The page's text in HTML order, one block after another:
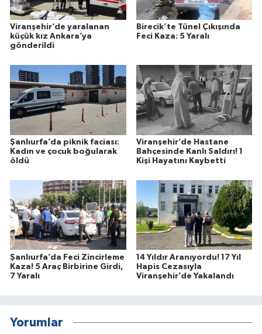
Viranşehir’de yaralanan
küçük kız Ankara’ya
gönderildi
Birecik’te Tünel Çıkışında
Feci Kaza: 5 Yaralı
Şanlıurfa’da piknik faciası:
Kadın ve çocuk boğularak
öldü
Viranşehir’de Hastane
Bahçesinde Kanlı Saldırı! 1
Kişi Hayatını Kaybetti
Şanlıurfa’da Feci Zincirleme
Kaza! 5 Araç Birbirine Girdi,
7 Yaralı
14 Yıldır Aranıyordu! 17 Yıl
Hapis Cezasıyla
Viranşehir’de Yakalandı
Yorumlar